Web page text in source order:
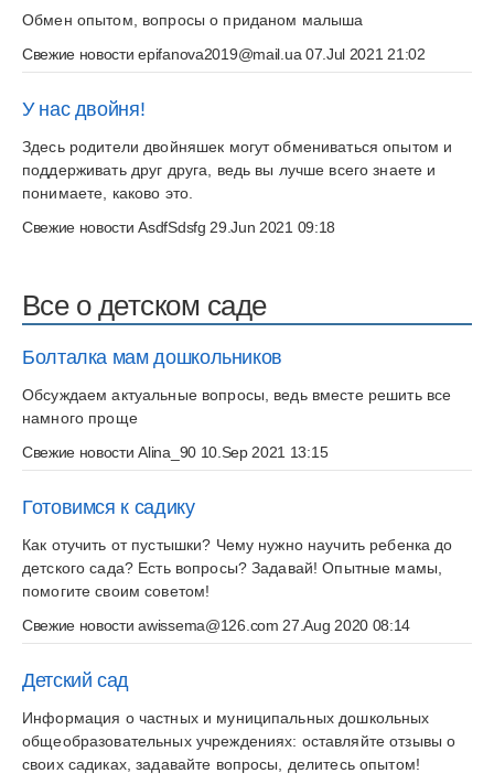
Обмен опытом, вопросы о приданом малыша
Свежие новостиepifanova2019@mail.ua 07.Jul 2021 21:02
У нас двойня!
Здесь родители двойняшек могут обмениваться опытом и
поддерживать друг друга, ведь вы лучше всего знаете и
понимаете, каково это.
Свежие новостиAsdfSdsfg 29.Jun 2021 09:18
Все о детском саде
Болталка мам дошкольников
Обсуждаем актуальные вопросы, ведь вместе решить все
намного проще
Свежие новостиAlina_9010.Sep 2021 13:15
Готовимся к садику
Как отучить от пустышки? Чему нужно научить ребенка до
детского сада? Есть вопросы? Задавай! Опытные мамы,
помогите своим советом!
Свежие новостиawissema@126.com 27.Aug 2020 08:14
Детский сад
Информация о частных и муниципальных дошкольных
общеобразовательных учреждениях: оставляйте отзывы о
своих садиках, задавайте вопросы, делитесь опытом!